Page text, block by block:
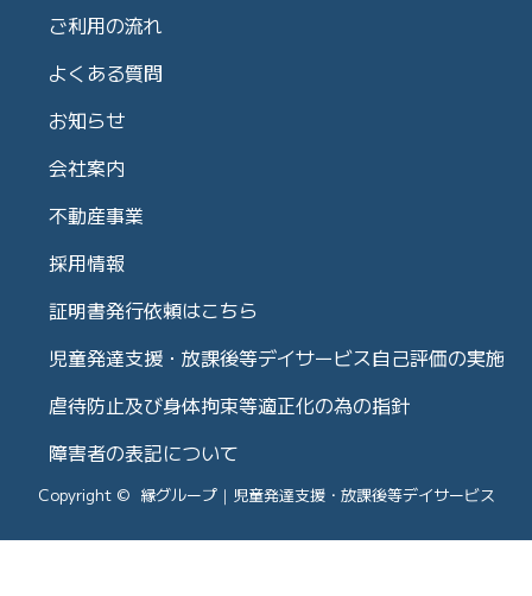
ご利用の流れ
よくある質問
お知らせ
会社案内
不動産事業
採用情報
証明書発行依頼はこちら
児童発達支援・放課後等デイサービス自己評価の実施
虐待防止及び身体拘束等適正化の為の指針
障害者の表記について
Copyright © 縁グループ｜児童発達支援・放課後等デイサービス